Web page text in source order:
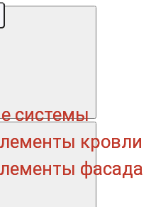
системы
кровли
фасада
системы
кровли
фасада